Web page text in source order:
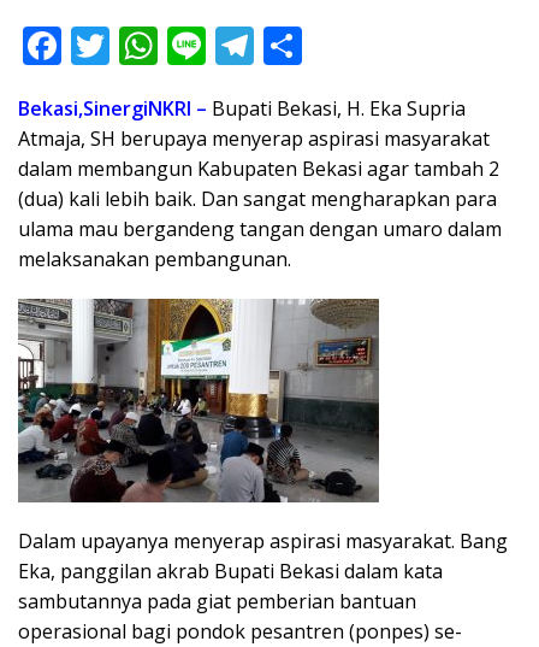
F
e
b
o
o
k
T
itt
er
W
at
s
A
p
p
Li
e
T
e
gr
a
m
ar
e
Bekasi,SinergiNKRI – Bupati Bekasi, H. Eka Supria
Atmaja, SH berupaya menyerap aspirasi masyarakat
dalam membangun Kabupaten Bekasi agar tambah 2
(dua) kali lebih baik. Dan sangat mengharapkan para
ulama mau bergandeng tangan dengan umaro dalam
melaksanakan pembangunan.
Dalam upayanya menyerap aspirasi masyarakat. Bang
Eka, panggilan akrab Bupati Bekasi dalam kata
sambutannya pada giat pemberian bantuan
operasional bagi pondok pesantren (ponpes) se-